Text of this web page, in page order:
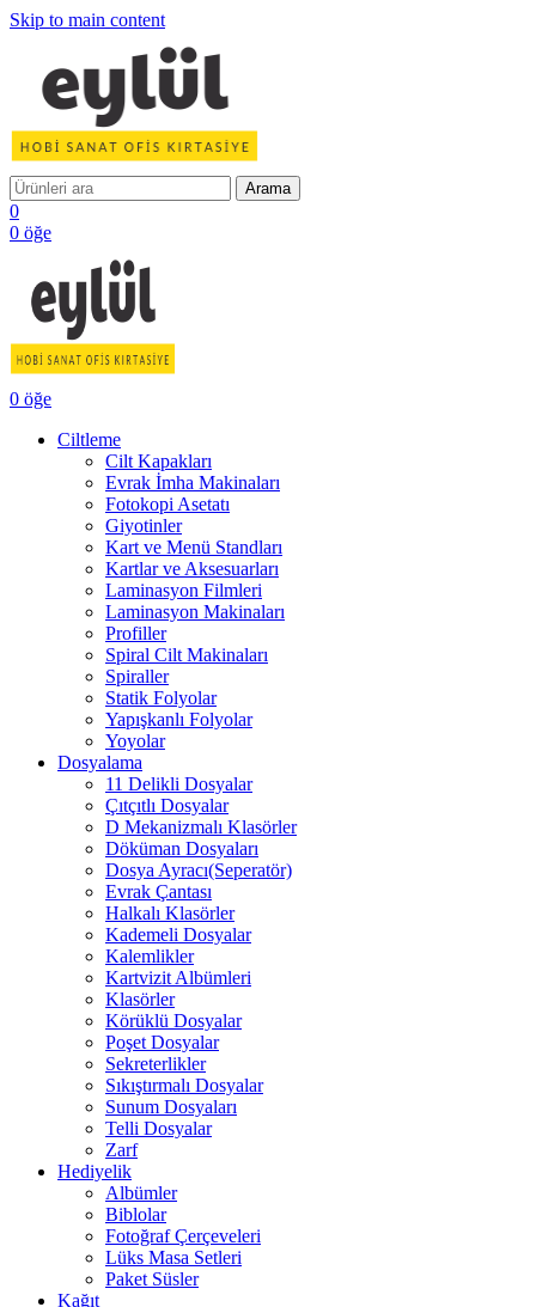
Skip to main content
Arama
0
0 öğe
0 öğe
Ciltleme
Cilt Kapakları
Evrak İmha Makinaları
Fotokopi Asetatı
Giyotinler
Kart ve Menü Standları
Kartlar ve Aksesuarları
Laminasyon Filmleri
Laminasyon Makinaları
Profiller
Spiral Cilt Makinaları
Spiraller
Statik Folyolar
Yapışkanlı Folyolar
Yoyolar
Dosyalama
11 Delikli Dosyalar
Çıtçıtlı Dosyalar
D Mekanizmalı Klasörler
Döküman Dosyaları
Dosya Ayracı(Seperatör)
Evrak Çantası
Halkalı Klasörler
Kademeli Dosyalar
Kalemlikler
Kartvizit Albümleri
Klasörler
Körüklü Dosyalar
Poşet Dosyalar
Sekreterlikler
Sıkıştırmalı Dosyalar
Sunum Dosyaları
Telli Dosyalar
Zarf
Hediyelik
Albümler
Biblolar
Fotoğraf Çerçeveleri
Lüks Masa Setleri
Paket Süsler
Kağıt